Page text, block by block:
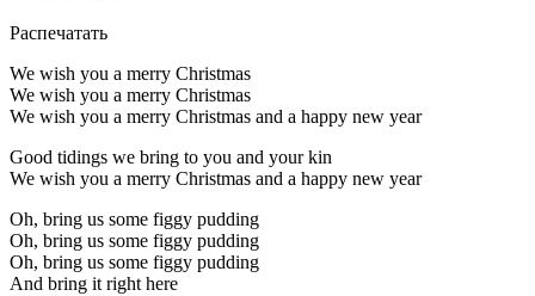
Распечатать
We wish you a merry Christmas
We wish you a merry Christmas
We wish you a merry Christmas and a happy new year
Good tidings we bring to you and your kin
We wish you a merry Christmas and a happy new year
Oh, bring us some figgy pudding
Oh, bring us some figgy pudding
Oh, bring us some figgy pudding
And bring it right here